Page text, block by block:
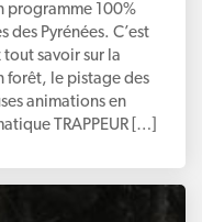
programme 100%
des Pyrénées. C’est
savoir sur la
forêt, le pistage des
animations en
TRAPPEUR […]